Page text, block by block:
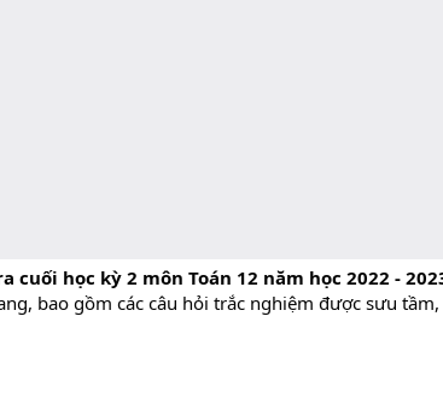
cuối học kỳ 2 môn Toán 12 năm học 2022 -
bao gồm các câu hỏi trắc nghiệm được sưu